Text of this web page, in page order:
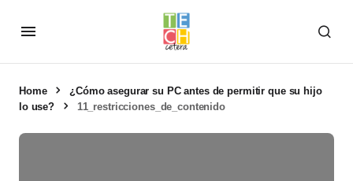
Home
¿Cómo asegurar su PC antes de permitir que su hijo
lo use?
11_restricciones_de_contenido